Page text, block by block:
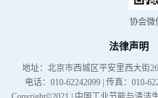
协会微
法律声明
地址：北京市西城区平安里西大街
电话：010-62242099 | 传真：010-